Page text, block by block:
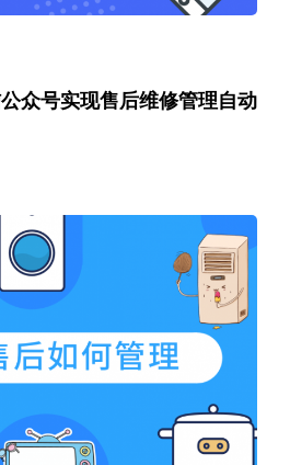
众号实现售后维修管理自动